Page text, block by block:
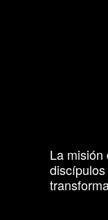
La misión